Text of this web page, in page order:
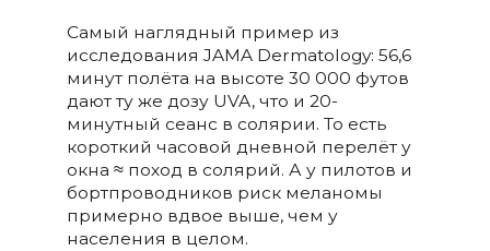
Самый наглядный пример из
исследования JAMA Dermatology: 56,6
минут полёта на высоте 30 000 футов
дают ту же дозу UVA, что и 20-
минутный сеанс в солярии. То есть
короткий часовой дневной перелёт у
окна ≈ поход в солярий. А у пилотов и
бортпроводников риск меланомы
примерно вдвое выше, чем у
населения в целом.